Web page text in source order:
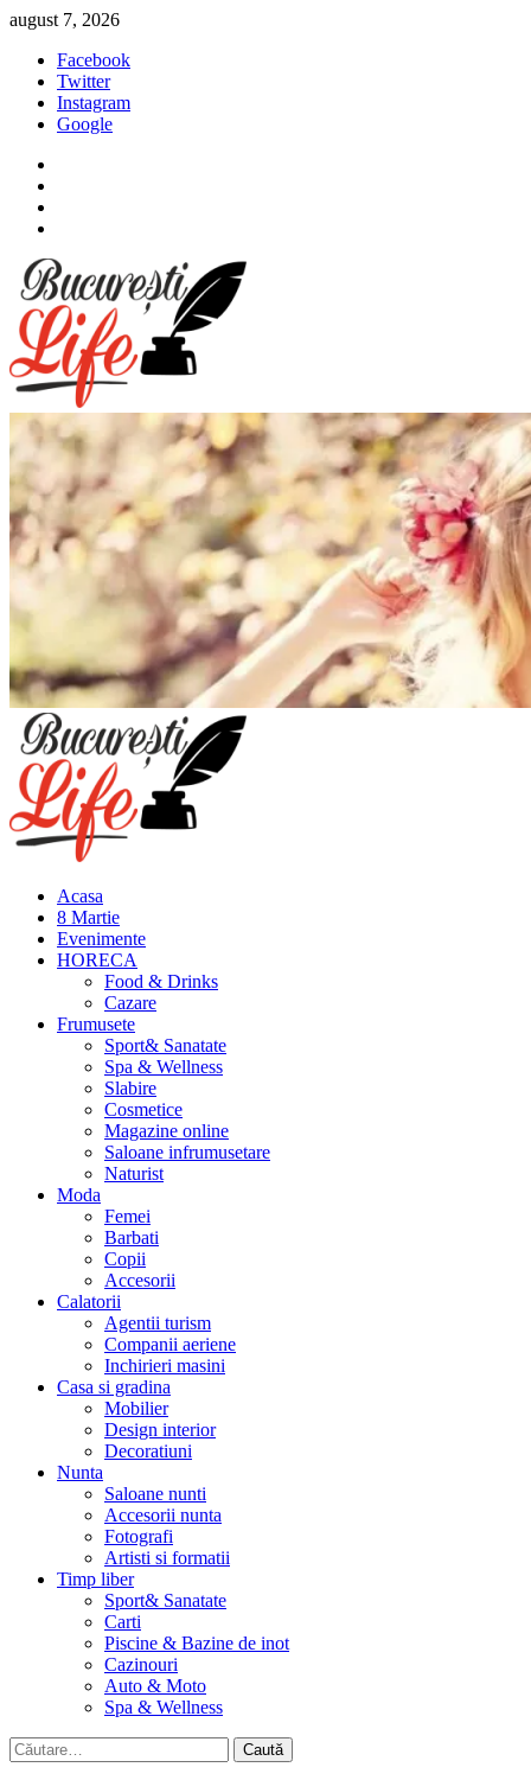
Sari
conținut
august 7, 2026
Facebook
Twitter
Instagram
Google
Meniu
principal
Acasa
8 Martie
Evenimente
HORECA
Food & Drinks
Cazare
Frumusete
Sport& Sanatate
Spa & Wellness
Slabire
Cosmetice
Magazine online
Saloane infrumusetare
Naturist
Moda
Femei
Barbati
Copii
Accesorii
Calatorii
Agentii turism
Companii aeriene
Inchirieri masini
Casa si gradina
Mobilier
Design interior
Decoratiuni
Nunta
Saloane nunti
Accesorii nunta
Fotografi
Artisti si formatii
Timp liber
Sport& Sanatate
Carti
Piscine & Bazine de inot
Cazinouri
Auto & Moto
Spa & Wellness
Caută
după: